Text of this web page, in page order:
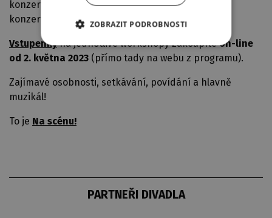
konzervatoř Divadla Na Rejdišti, Súkromné
konzervatórium Košice a Konzervatoř Plzeň.
Vstupenkyna jednotlivé workshopy zakoupíteon-line
od 2. května 2023 (přímo tady na webu z programu).
Zajímavé osobnosti, setkávání, povídání a hlavně
muzikál!
To je Na scénu!
PARTNEŘI DIVADLA
ZOBRAZIT PODROBNOSTI